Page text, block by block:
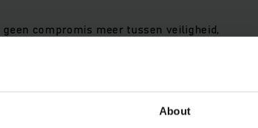
About
compromis meer tussen veiligheid,
Wat ons betreft mag dit type
de ERD 220i als de ERE 225i zijn top en